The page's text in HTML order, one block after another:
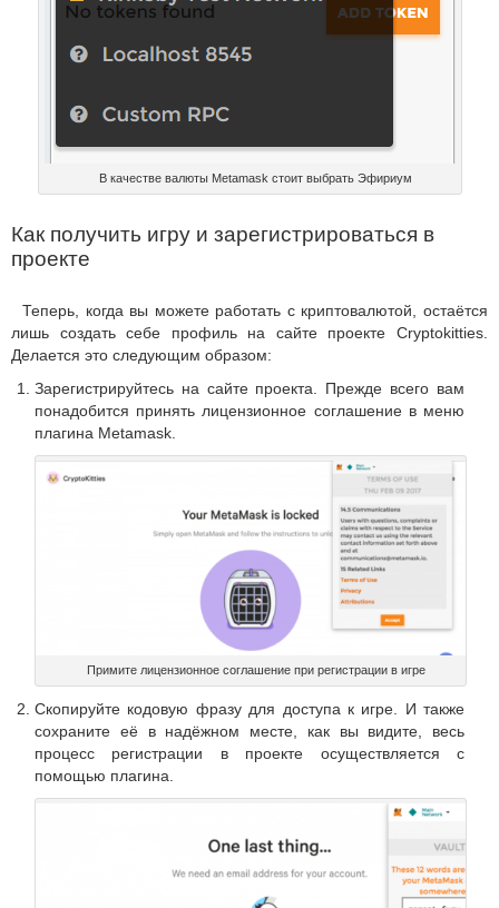
В качестве валюты Metamask стоит выбрать Эфириум
Как получить игру и зарегистрироваться в
проекте
Теперь, когда вы можете работать с криптовалютой, остаётся
лишь создать себе профиль на сайте проекте Cryptokitties.
Делается это следующим образом:
Зарегистрируйтесь на сайте проекта. Прежде всего вам
понадобится принять лицензионное соглашение в меню
плагина Metamask.
Примите лицензионное соглашение при регистрации в игре
Скопируйте кодовую фразу для доступа к игре. И также
сохраните её в надёжном месте, как вы видите, весь
процесс регистрации в проекте осуществляется с
помощью плагина.